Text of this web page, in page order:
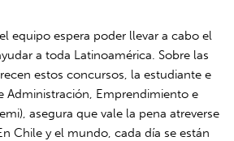
equipo espera poder llevar a cabo el
a toda Latinoamérica. Sobre las
estos concursos, la estudiante e
Administración, Emprendimiento e
asegura que vale la pena atreverse
Chile y el mundo, cada día se están